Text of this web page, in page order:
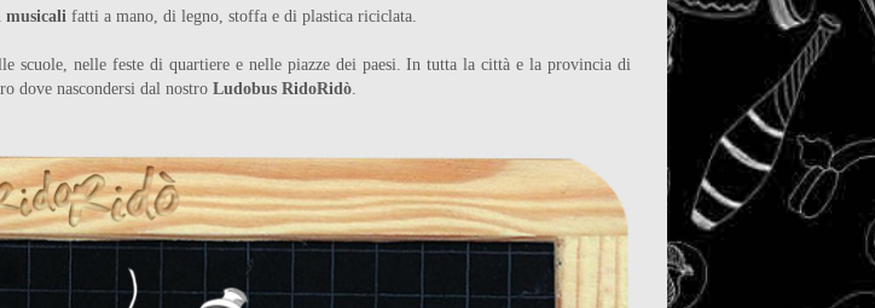
musicali fatti a mano, di legno, stoffa e di plastica riciclata.
scuole, nelle feste di quartiere e nelle piazze dei paesi. In tutta la città e la provincia di
dove nascondersi dal nostro Ludobus RidoRidò.